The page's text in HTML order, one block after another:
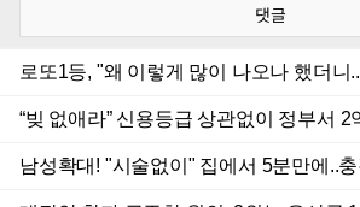
댓글